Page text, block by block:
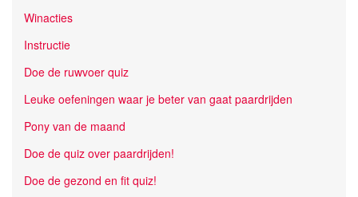
Winacties
Instructie
Doe de ruwvoer quiz
Leuke oefeningen waar je beter van gaat paardrijden
Pony van de maand
Doe de quiz over paardrijden!
Doe de gezond en fit quiz!